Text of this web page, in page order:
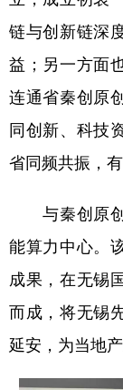
链与创新链深
益；另一方面
连通省秦创原
同创新、科技
省同频共振，
与秦创原创
能算力中心。
成果，在无锡
而成，将无锡
延安，为当地